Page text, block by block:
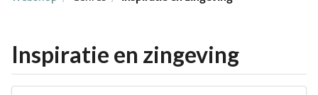
Inspiratie en zingeving